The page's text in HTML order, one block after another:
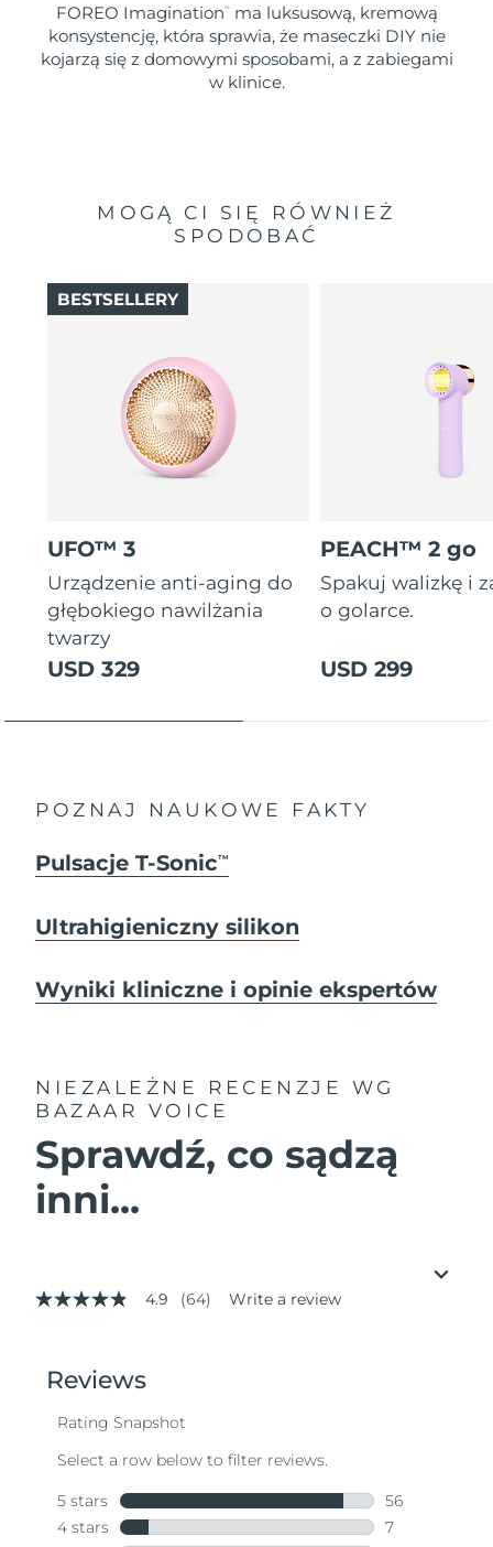
FOREO Imagination ™
ma luksusową, kremową
konsystencję, która sprawia, że maseczki DIY nie
kojarzą się z domowymi sposobami, a z zabiegami
w klinice.
MOGĄ CI SIĘ RÓWNIEŻ
SPODOBAĆ
UFO™ 3
Urządzenie anti-aging do
głębokiego nawilżania
twarzy
USD 329
BESTSELLERY
PEACH™ 2 go
Spakuj walizkę i
o golarce.
USD 299
POZNAJ NAUKOWE FAKTY
Pulsacje T-SonicTM
Ultrahigieniczny silikon
Wyniki kliniczne i opinie ekspertów
NIEZALEŻNE RECENZJE
WG
BAZAAR VOICE
Sprawdź, co sądzą
inni...
4.9
stars,
average
value.
Same
page
link.
4.9 (64) Write a review